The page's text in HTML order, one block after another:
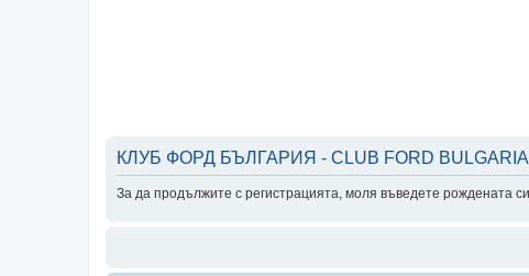
КЛУБ ФОРД БЪЛГАРИЯ - CLUB FORD BULGARIA
За да продължите с регистрацията, моля въведете рождената